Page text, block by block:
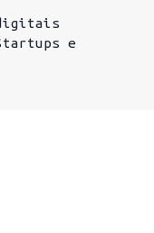
e